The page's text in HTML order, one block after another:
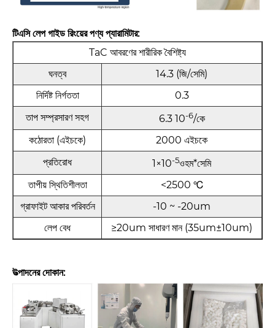
টিএসি লেপ গাইড রিংয়ের পণ্য প্যারামিটার:
TaC আবরণের শারীরিক বৈশিষ্ট্য
ঘনত্ব
14.3 (জি/সেমি)
নির্দিষ্ট নির্গততা
0.3
তাপ সম্প্রসারণ সহগ
6.3 10-6/কে
কঠোরতা (এইচকে)
2000 এইচকে
প্রতিরোধ
1×10-5ওহম*সেমি
তাপীয় স্থিতিশীলতা
<2500 ℃
গ্রাফাইট আকার পরিবর্তন
-10 ~ -20um
লেপ বেধ
≥20um সাধারণ মান (35um±10um)
উত্পাদনের দোকান: